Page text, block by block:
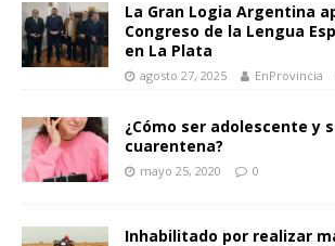
La Gran Logia Argentina
Congreso de la Lengua
en La Plata
agosto 27, 2025 EnProvincia
¿Cómo ser adolescente y
cuarentena?
mayo 25, 2020 0
Inhabilitado por realizar